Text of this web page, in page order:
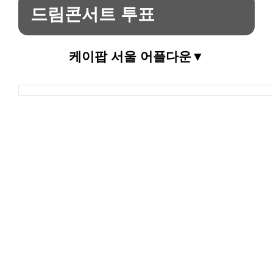
드림콘서트 투표
케이팝 서울 어플다운▼